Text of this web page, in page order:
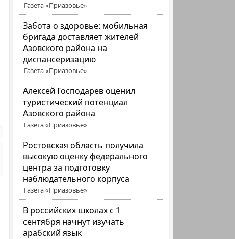
Газета «Приазовье»
Забота о здоровье: мобильная
бригада доставляет жителей
Азовского района на
диспансеризацию
Газета «Приазовье»
Алексей Господарев оценил
туристический потенциал
Азовского района
Газета «Приазовье»
Ростовская область получила
высокую оценку федерального
центра за подготовку
наблюдательного корпуса
Газета «Приазовье»
В российских школах с 1
сентября начнут изучать
арабский язык